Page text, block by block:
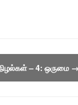
– 4: ஒருமை →